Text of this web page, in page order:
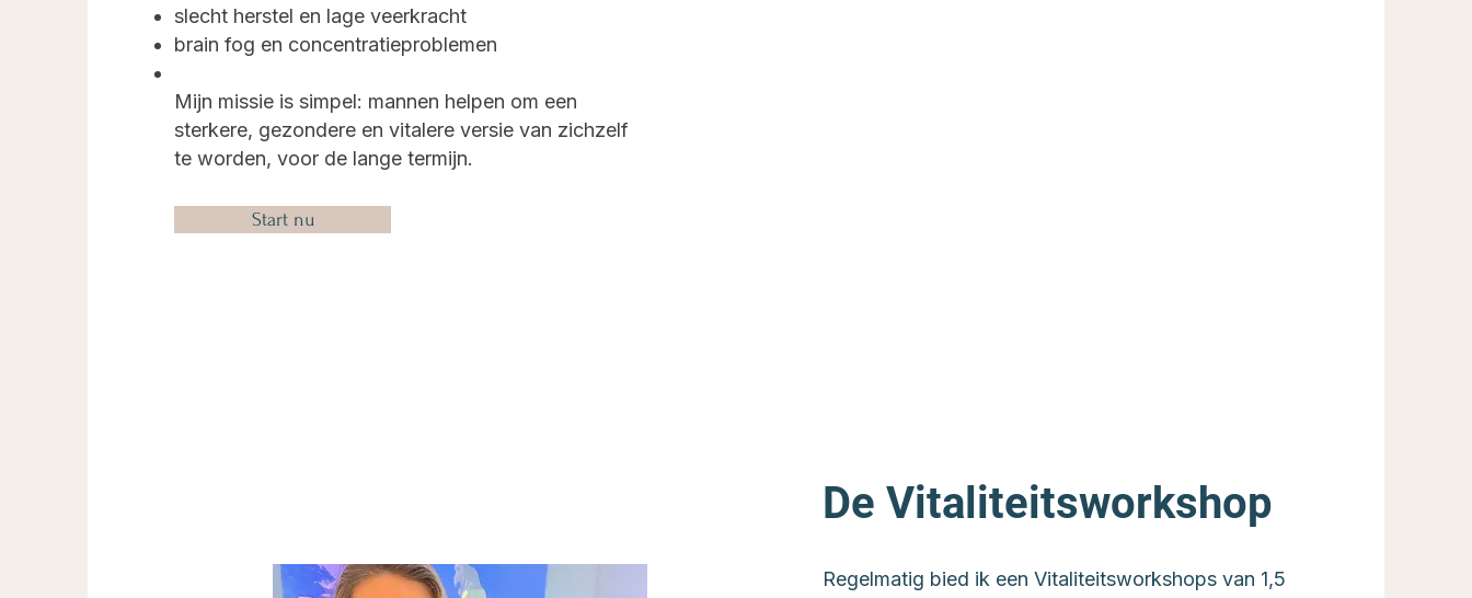
slecht herstel en lage veerkracht
brain fog en concentratieproblemen
Mijn missie is simpel: mannen helpen om een
sterkere, gezondere en vitalere versie van zichzelf
te worden, voor de lange termijn.
Start nu
De Vitaliteitsworkshop
Regelmatig bied ik een Vitaliteitsworkshops van 1,5